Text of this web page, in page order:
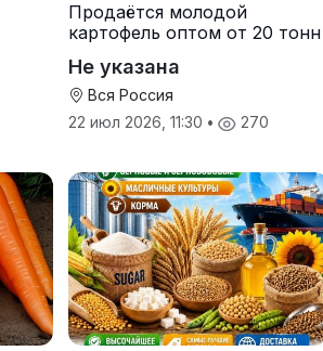
Продаётся молодой
картофель оптом от 20 тонн
Не указана
Вся Россия
22 июл 2026, 11:30 • 270